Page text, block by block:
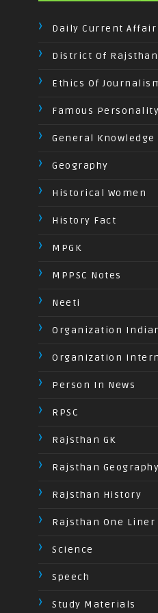
Daily Current Affair
District Of Rajsthan
Ethics Of
Famous Personality
General Knowledge
Geography
Historical Women
History Fact
MPGK
MPPSC Notes
Neeti
Organization
Organization
Person In News
RPSC
Rajsthan GK
Rajsthan Geography
Rajsthan History
Rajsthan One Liner
Science
Speech
Study Materials